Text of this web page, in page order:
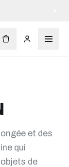
et des
qui
de